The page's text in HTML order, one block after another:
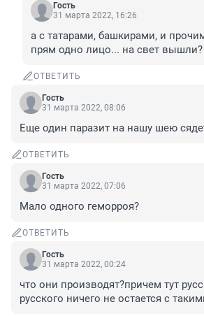
Гость
31 марта 2022, 16:26
а с татарами, башкирами, и
прям одно лицо... на свет вышли?
ОТВЕТИТЬ
Гость
31 марта 2022, 08:06
Еще один паразит на нашу шею
ОТВЕТИТЬ
Гость
31 марта 2022, 07:06
Мало одного геморроя?
ОТВЕТИТЬ
Гость
31 марта 2022, 00:24
что они производят?причем тут
русского ничего не остается с